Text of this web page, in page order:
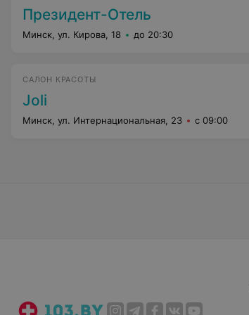
Президент-Отель
Минск, ул. Кирова, 18 до 20:30
САЛОН КРАСОТЫ
Joli
Минск, ул. Интернациональная, 23 с 09:00